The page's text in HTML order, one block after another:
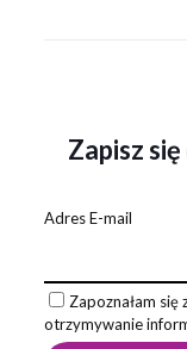
Zapisz
Adres E-mail
Zapoznałam się
otrzymywanie